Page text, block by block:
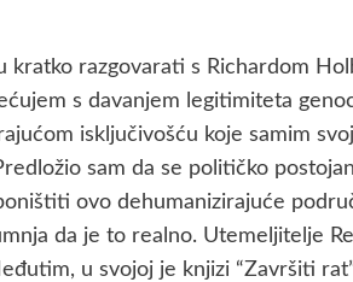
razgovarati s Richardom
s davanjem legitimiteta
isključivošću koje samim
sam da se političko
ovo dehumanizirajuće
da je to realno. Utemeljitelje
u svojoj je knjizi “Završiti